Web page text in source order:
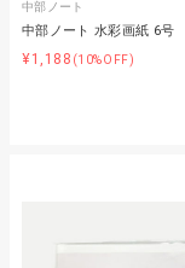
中部ノート
中部ノート 水彩画紙 6号
¥1,188 (10%OFF)